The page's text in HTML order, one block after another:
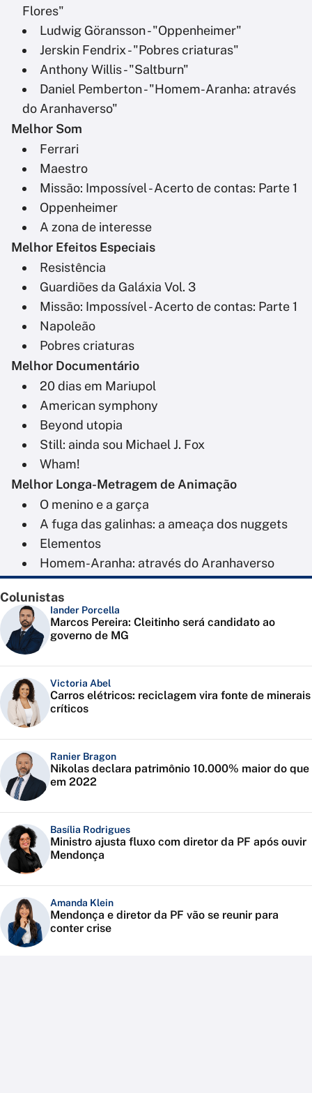
Flores"
Ludwig Göransson - "Oppenheimer"
Jerskin Fendrix - "Pobres criaturas"
Anthony Willis - "Saltburn"
Daniel Pemberton - "Homem-Aranha: através
do Aranhaverso"
Melhor Som
Ferrari
Maestro
Missão: Impossível - Acerto de contas: Parte 1
Oppenheimer
A zona de interesse
Melhor Efeitos Especiais
Resistência
Guardiões da Galáxia Vol. 3
Missão: Impossível - Acerto de contas: Parte 1
Napoleão
Pobres criaturas
Melhor Documentário
20 dias em Mariupol
American symphony
Beyond utopia
Still: ainda sou Michael J. Fox
Wham!
Melhor Longa-Metragem de Animação
O menino e a garça
A fuga das galinhas: a ameaça dos nuggets
Elementos
Homem-Aranha: através do Aranhaverso
Colunistas
Iander Porcella
Marcos Pereira: Cleitinho será candidato ao
governo de MG
Victoria Abel
Carros elétricos: reciclagem vira fonte de minerais
críticos
Ranier Bragon
Nikolas declara patrimônio 10.000% maior do que
em 2022
Basília Rodrigues
Ministro ajusta fluxo com diretor da PF após ouvir
Mendonça
Amanda Klein
Mendonça e diretor da PF vão se reunir para
conter crise